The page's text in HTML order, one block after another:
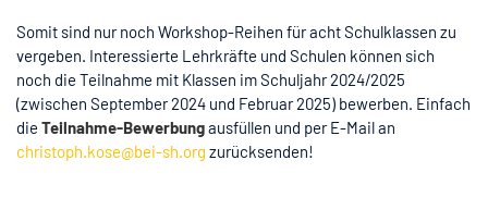
Somit sind nur noch Workshop-Reihen für acht Schulklassen zu
vergeben. Interessierte Lehrkräfte und Schulen können sich
noch die Teilnahme mit Klassen im Schuljahr 2024/2025
(zwischen September 2024 und Februar 2025) bewerben. Einfach
die Teilnahme-Bewerbungausfüllen und per E-Mail an
christoph.kose@bei-sh.org zurücksenden!